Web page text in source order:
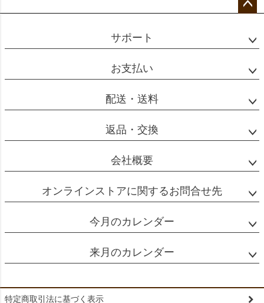
ップ
サポート
お支払い
配送・送料
返品・交換
会社概要
オンラインストアに関するお問合せ先
今月のカレンダー
来月のカレンダー
特定商取引法に基づく表示